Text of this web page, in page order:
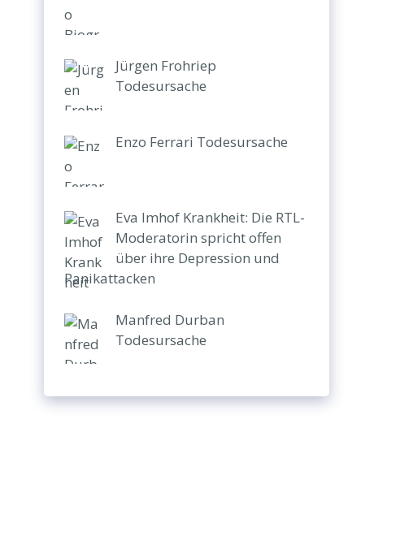
Jürgen Frohriep
Todesursache
Enzo Ferrari Todesursache
Eva Imhof Krankheit: Die RTL-
Moderatorin spricht offen
über ihre Depression und
Panikattacken
Manfred Durban
Todesursache